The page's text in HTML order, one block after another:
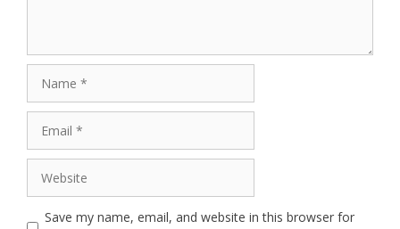
Save my name, email, and website in this browser for